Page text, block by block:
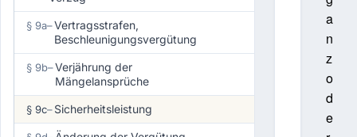
§ 9a–Vertragsstrafen,
Beschleunigungsvergütung
§ 9b–Verjährung der
Mängelansprüche
§ 9c–Sicherheitsleistung
a
n
z
o
d
e